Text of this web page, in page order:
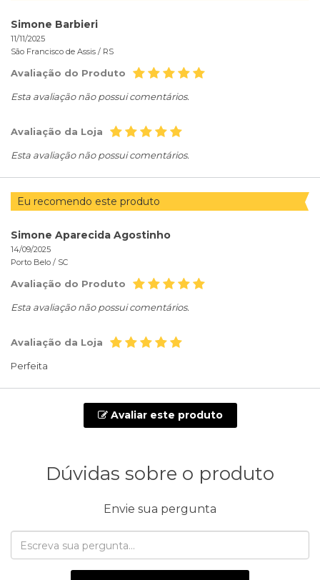
Simone Barbieri
11/11/2025
São Francisco de Assis / RS
Avaliação do Produto
Esta avaliação não possui comentários.
Avaliação da Loja
Esta avaliação não possui comentários.
Eu recomendo este produto
Simone Aparecida Agostinho
14/09/2025
Porto Belo / SC
Avaliação do Produto
Esta avaliação não possui comentários.
Avaliação da Loja
Perfeita
Avaliar este produto
Dúvidas sobre o produto
Envie sua pergunta